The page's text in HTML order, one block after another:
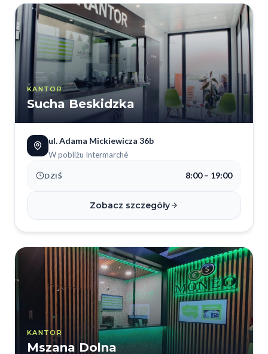
KANTOR
Sucha Beskidzka
ul. Adama Mickiewicza 36b
W pobliżu Intermarché
DZIŚ 8:00 – 19:00
Zobacz szczegóły
KANTOR
Mszana Dolna